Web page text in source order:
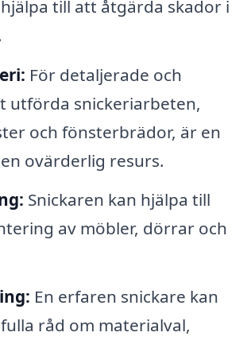
till att åtgärda skador i
För detaljerade och
utförda snickeriarbeten,
och fönsterbrädor, är en
ovärderlig resurs.
Snickaren kan hjälpa till
av möbler, dörrar och
En erfaren snickare kan
råd om materialval,